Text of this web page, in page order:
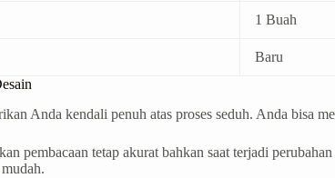
1 Buah
Baru
Anda kendali penuh atas proses seduh. Anda bisa
pembacaan tetap akurat bahkan saat terjadi